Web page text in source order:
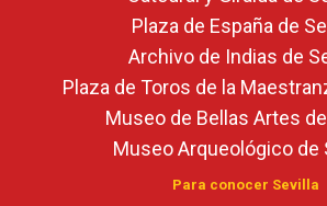
Plaza de España de
Archivo de Indias de
Plaza de Toros de la
Museo de Bellas Artes
Museo Arqueológico de
Para conocer Sevilla